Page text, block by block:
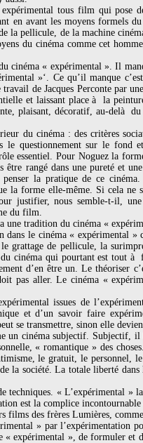
tous film qui pose
en avant les moyens formels
la pellicule, de la machine
du cinéma comme cet
cinéma « expérimental ». Il
»‘. Ce qu’il manque
de Jacques Perconte par
et laissant place à la
plaisant, décoratif, au-delà
du cinéma : des critères
le questionnement sur le fond
essentiel. Pour Noguez la
rangé dans une pureté et
la pratique de ce
la forme elle-même. Si cela ne
justifier, nous semble-t-il, une
du film.
une tradition du cinéma «
le cinéma « expérimental »
grattage de pellicule, la
du cinéma qui pourtant est tout
d’en être un. Le théoriser
pas aller. Le cinéma «
issues de
et d’un savoir faire
se transmettre, sinon elle
un cinéma subjectif. Subjectif, il
« romantique » des
le gratuit, le personnel,
la société. La totale liberté
techniques. « L’expérimental »
est la complice
films des frères Lumières,
» par l’expérimentation
expérimental », de formuler et